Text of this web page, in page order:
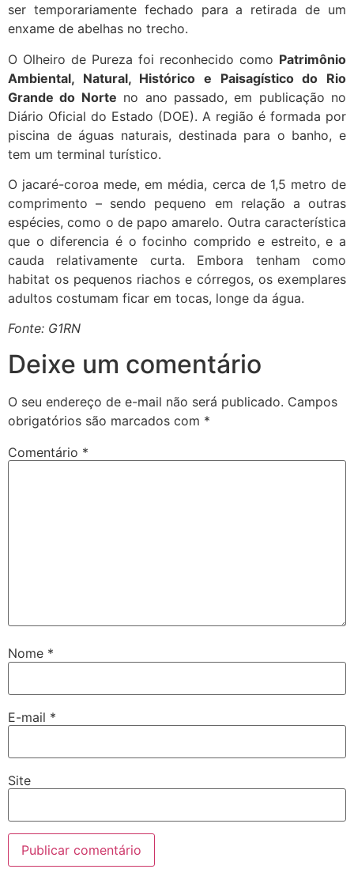
ser temporariamente fechado para a retirada de um
enxame de abelhas no trecho.
O Olheiro de Pureza foi reconhecido como Patrimônio
Ambiental, Natural, Histórico e Paisagístico do Rio
Grande do Norte no ano passado, em publicação no
Diário Oficial do Estado (DOE). A região é formada por
piscina de águas naturais, destinada para o banho, e
tem um terminal turístico.
O jacaré-coroa mede, em média, cerca de 1,5 metro de
comprimento – sendo pequeno em relação a outras
espécies, como o de papo amarelo. Outra característica
que o diferencia é o focinho comprido e estreito, e a
cauda relativamente curta. Embora tenham como
habitat os pequenos riachos e córregos, os exemplares
adultos costumam ficar em tocas, longe da água.
Fonte: G1RN
Deixe um comentário
O seu endereço de e-mail não será publicado. Campos
obrigatórios são marcados com *
Comentário *
Nome *
E-mail *
Site